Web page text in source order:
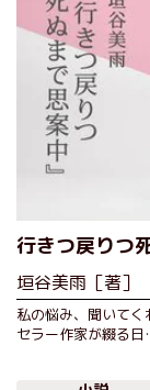
行きつ戻りつ
垣谷美雨［著］
私の悩み、聞いて
セラー作家が綴る